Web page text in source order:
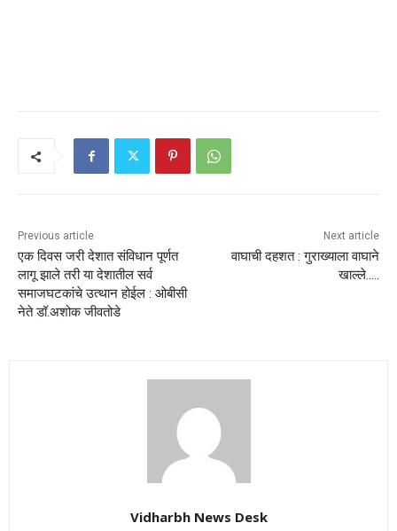
Previous article
एक दिवस जरी देशात संविधान पूर्णत
लागू झाले तरी या देशातील सर्व
समाजघटकांचे उत्थान होईल : ओबीसी
नेते डॉ.अशोक जीवतोडे
Next article
वाघाची दहशत : गुराख्याला वाघाने
खाल्ले…..
Vidharbh News Desk